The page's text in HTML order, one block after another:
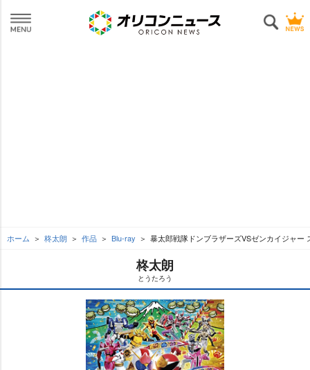
ホーム 柊太朗 作品 Blu-ray 暴太郎戦隊ドンブラザーズVSゼンカイジャー
柊太朗
とうたろう